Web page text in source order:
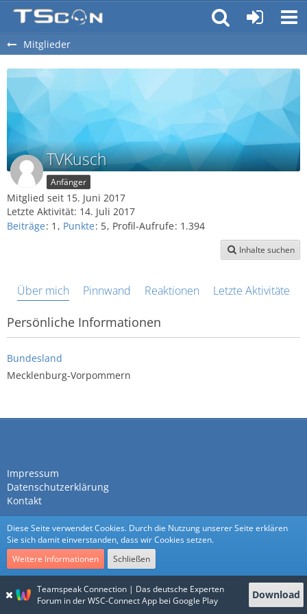
Mitglieder
TVKusch
Anfänger
Mitglied seit 15. Juni 2017
Letzte Aktivität: 14. Juli 2017
Beiträge 1 Punkte 5 Profil-Aufrufe 1.394
Inhalte suchen
Über mich Pinnwand Reaktionen Letzte Aktivitäten
Persönliche Informationen
Bundesland
Mecklenburg-Vorpommern
Impressum
Datenschutzerklärung
Kontakt
Community-Software:WoltLab Suite™
Stil:Nexusvoncls-design
Teamspeak Connection | Das deutsche Experten
Forum in der WSC-Connect App bei Google Play
Download
Diese Seite verwendet Cookies. Durch die Nutzung unserer Seite erklären
Sie sich damit einverstanden, dass wir Cookies setzen.
Weitere Informationen
Schließen